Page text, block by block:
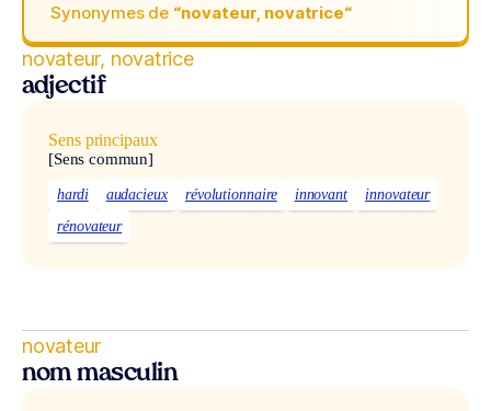
Synonymes de “novateur, novatrice“
novateur, novatrice
adjectif
Sens principaux
[Sens commun]
hardi audacieux révolutionnaire innovant
innovateur
rénovateur
novateur
nom masculin